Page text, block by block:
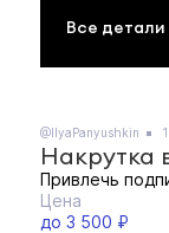
Все детали
@IlyaPanyushkin
Накрутка
Привлечь
Цена
до 3 500 ₽